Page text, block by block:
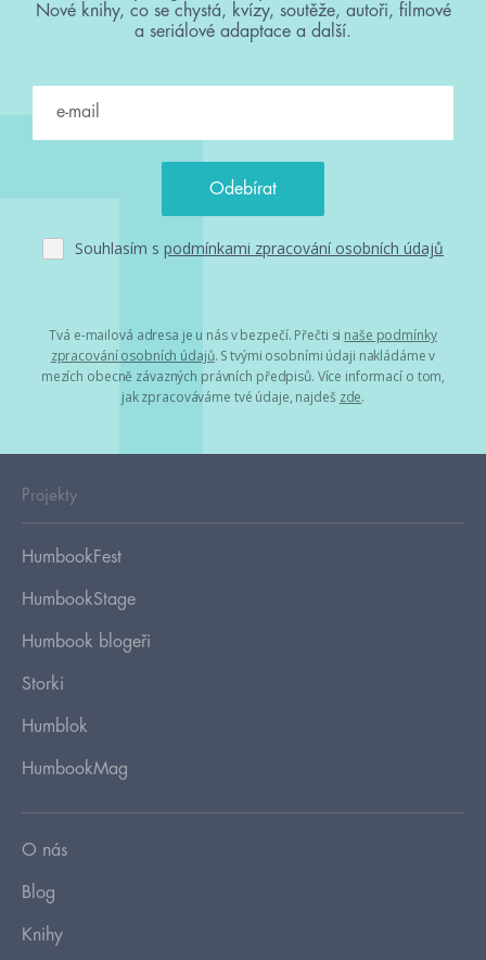
Nové knihy, co se chystá, kvízy, soutěže, autoři, filmové
a seriálové adaptace a další.
Souhlasím s podmínkami zpracování osobních údajů
Tvá e-mailová adresa je u nás v bezpečí. Přečti si naše podmínky
zpracování osobních údajů. S tvými osobními údaji nakládáme v
mezích obecně závazných právních předpisů. Více informací o tom,
jak zpracováváme tvé údaje, najdeš zde.
Projekty
HumbookFest
HumbookStage
Humbook blogeři
Storki
Humblok
HumbookMag
O nás
Blog
Knihy